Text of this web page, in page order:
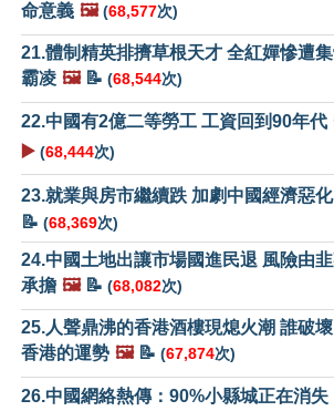
命意義 🖼️ (68,577次)
21.體制精英排擠草根天才 全紅嬋慘遭
霸凌 🖼️📝 (68,544次)
22.中國有2億二等勞工 工資回到90年代
▶️ (68,444次)
23.就業與房市繼續跌 加劇中國經濟惡化
📝 (68,369次)
24.中國土地出讓市場國進民退 風險由
承擔 🖼️📝 (68,082次)
25.人聲鼎沸的香港酒樓現熄火潮 誰破
香港的運勢 🖼️📝 (67,874次)
26.中國網絡熱傳：90%小縣城正在消失